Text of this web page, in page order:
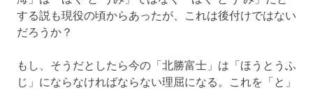
する説も現役の頃からあったが、これは後付けではない
だろうか？
もし、そうだとしたら今の「北勝富士」は「ほうとうふ
じ」にならなければならない理屈になる。これを「と」